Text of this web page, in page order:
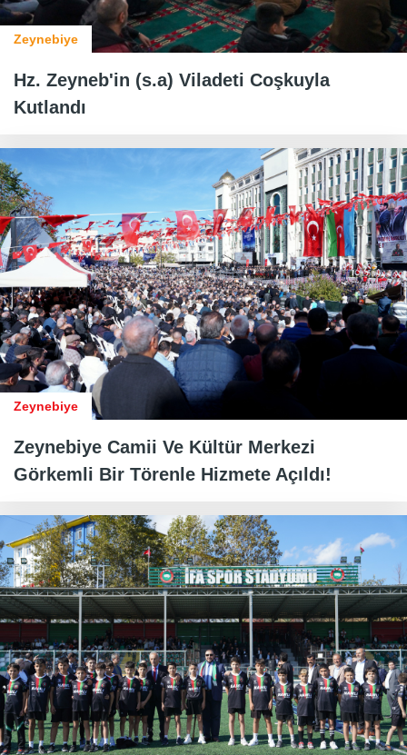
Zeynebiye
Hz. Zeyneb'in (s.a) Viladeti Coşkuyla
Kutlandı
Zeynebiye
Zeynebiye Camii Ve Kültür Merkezi
Görkemli Bir Törenle Hizmete Açıldı!